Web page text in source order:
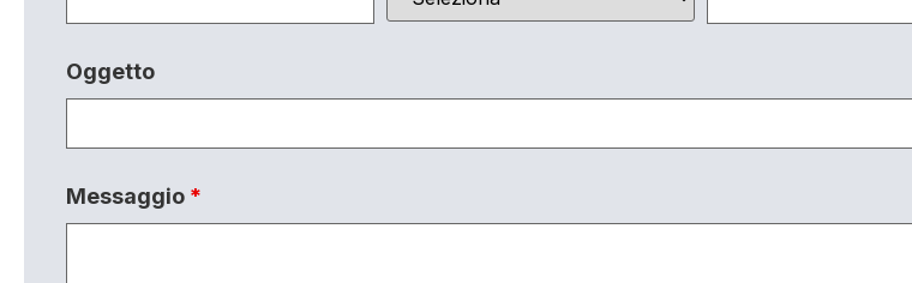
Oggetto
Messaggio *